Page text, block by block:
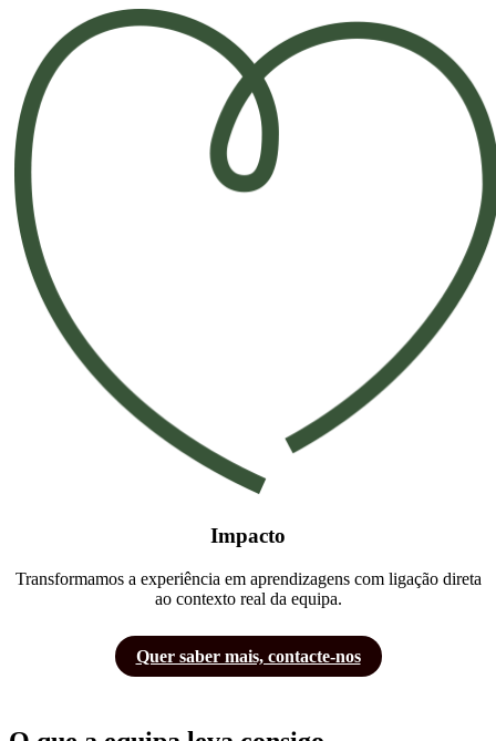
Impacto
Transformamos a experiência em aprendizagens com ligação direta
ao contexto real da equipa.
Quer saber mais, contacte-nos